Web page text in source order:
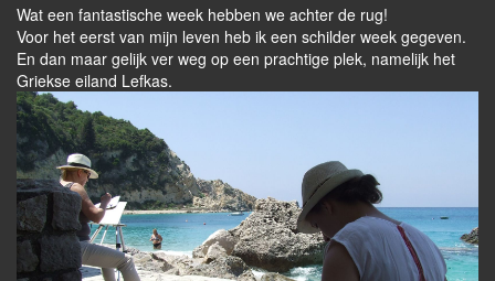
Wat een fantastische week hebben we achter de rug!
Voor het eerst van mijn leven heb ik een schilder week gegeven.
En dan maar gelijk ver weg op een prachtige plek, namelijk het
Griekse eiland Lefkas.